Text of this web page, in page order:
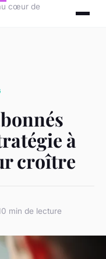
cœur de
à
croître
min de lecture